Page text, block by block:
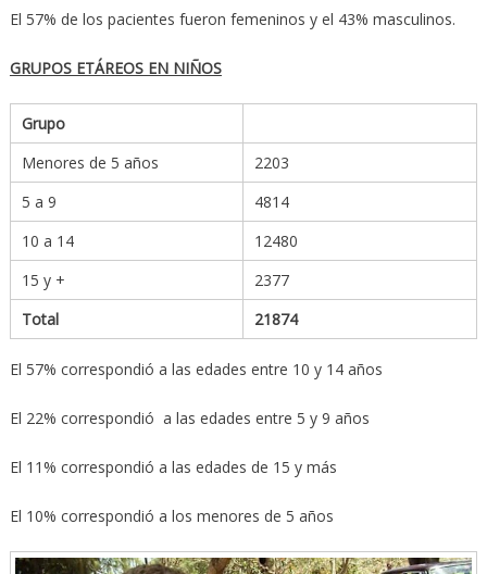
El 57% de los pacientes fueron femeninos y el 43% masculinos.
GRUPOS ETÁREOS EN NIÑOS
Grupo
Menores de 5 años
2203
5 a 9
4814
10 a 14
12480
15 y +
2377
Total
21874
El 57% correspondió a las edades entre 10 y 14 años
El 22% correspondió a las edades entre 5 y 9 años
El 11% correspondió a las edades de 15 y más
El 10% correspondió a los menores de 5 años